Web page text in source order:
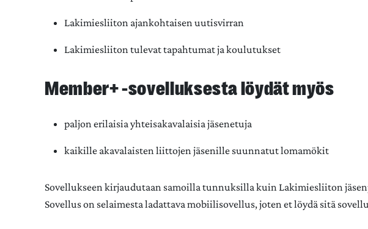
Lakimiesliiton ajankohtaisen uutisvirran
Lakimiesliiton tulevat tapahtumat ja koulutukset
Member+ -sovelluksesta löydät myös
paljon erilaisia yhteisakavalaisia jäsenetuja
kaikille akavalaisten liittojen jäsenille suunnatut lomamökit
Sovellukseen kirjaudutaan samoilla tunnuksilla kuin Lakimiesliiton
Sovellus on selaimesta ladattava mobiilisovellus, joten et löydä sitä